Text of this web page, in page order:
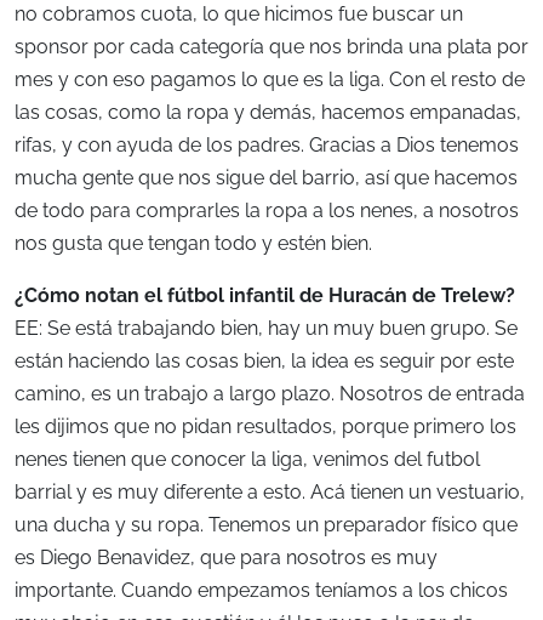
no cobramos cuota, lo que hicimos fue buscar un
sponsor por cada categoría que nos brinda una plata por
mes y con eso pagamos lo que es la liga. Con el resto de
las cosas, como la ropa y demás, hacemos empanadas,
rifas, y con ayuda de los padres. Gracias a Dios tenemos
mucha gente que nos sigue del barrio, así que hacemos
de todo para comprarles la ropa a los nenes, a nosotros
nos gusta que tengan todo y estén bien.
¿Cómo notan el fútbol infantil de Huracán de Trelew?
EE: Se está trabajando bien, hay un muy buen grupo. Se
están haciendo las cosas bien, la idea es seguir por este
camino, es un trabajo a largo plazo. Nosotros de entrada
les dijimos que no pidan resultados, porque primero los
nenes tienen que conocer la liga, venimos del futbol
barrial y es muy diferente a esto. Acá tienen un vestuario,
una ducha y su ropa. Tenemos un preparador físico que
es Diego Benavidez, que para nosotros es muy
importante. Cuando empezamos teníamos a los chicos